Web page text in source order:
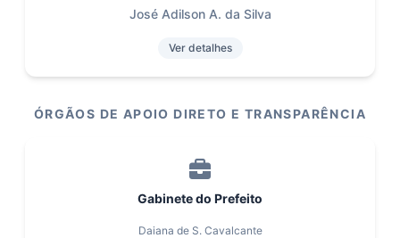
José Adilson A. da Silva
Ver detalhes
ÓRGÃOS DE APOIO DIRETO E TRANSPARÊNCIA
Gabinete do Prefeito
Daiana de S. Cavalcante